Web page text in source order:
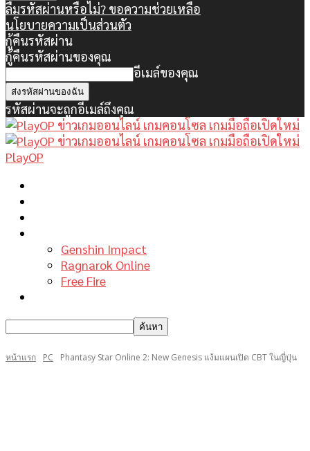
ลืมรหัสผ่านหรือไม่? ขอความช่วยเหลือ
นโยบายความเป็นส่วนตัว
กู้คืนรหัสผ่าน
กู้คืนรหัสผ่านของคุณ
อีเมล์ของคุณ
รหัสผ่านจะถูกอีเมล์ถึงคุณ
PlayOP
Genshin Impact
Ragnarok Online
Free Fire
หน้าแรก PC Phantasy Star Online 2: New Genesis แง้มแผนเปิด CBT ในญี่ปุ่น